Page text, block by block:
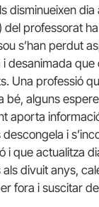
disminueixen
professorat
s’han perdut
desanimada
Una professió
bé, alguns
aporta
i
i que actualitza
als divuit anys,
fora i suscitar